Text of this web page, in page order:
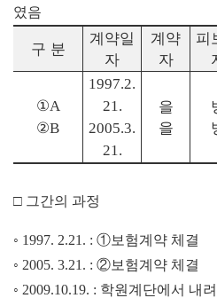
였음
구 분
계약일
자
계약
자
피
①A
②B
1997.2.
21.
2005.3.
21.
을
을
□ 그간의 과정
◦ 1997. 2.21. : ①보험계약 체결
◦ 2005. 3.21. : ②보험계약 체결
◦ 2009.10.19. : 학원계단에서 내